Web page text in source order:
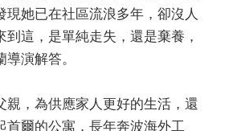
現她已在社區流浪多年，卻沒人
到這，是單純走失，還是棄養，
演解答。
親，為供應家人更好的生活，還
首爾的公寓，長年奔波海外工